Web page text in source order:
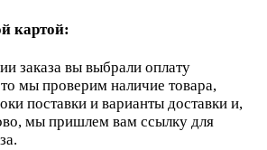
картой:
заказа вы выбрали оплату
мы проверим наличие товара,
поставки и варианты доставки и,
мы пришлем вам ссылку для